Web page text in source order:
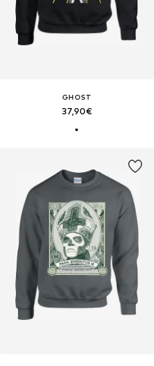
GHOST
37,90€